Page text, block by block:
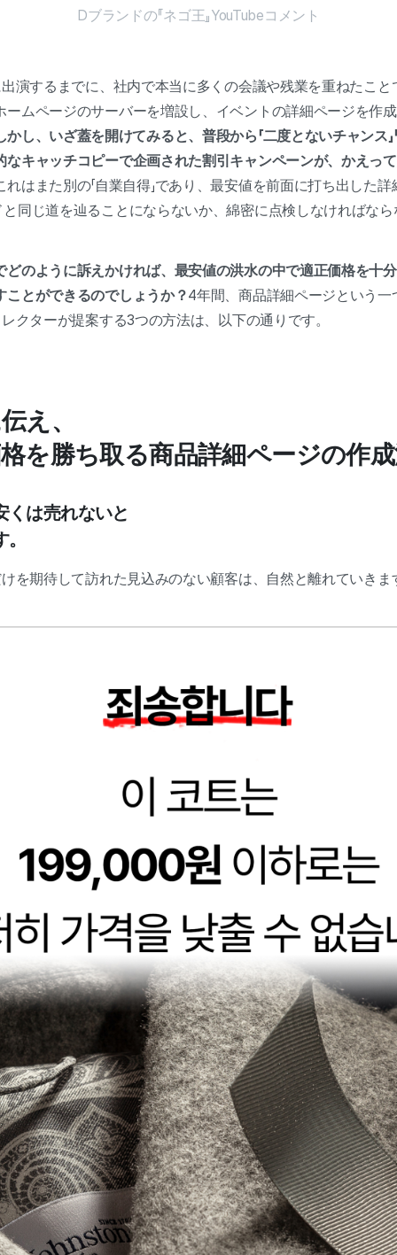
Dブランドの『ネゴ王』YouTubeコメント
出演するまでに、社内で本当に多くの会議や残業を重ねたこ
ームページのサーバーを増設し、イベントの詳細ページを作
かし、いざ蓋を開けてみると、普段から「二度とないチャンス」
なキャッチコピーで企画された割引キャンペーンが、かえっ
れはまた別の「自業自得」であり、最安値を前面に打ち出した
同じ道を辿ることにならないか、綿密に点検しなければな
どのように訴えかければ、最安値の洪水の中で適正価格を十
ことができるのでしょうか？4年間、商品詳細ページという
レクターが提案する3つの方法は、以下の通りです。
え、
を勝ち取る商品詳細ページの作
くは売れないと
けを期待して訪れた見込みのない顧客は、自然と離れていきま